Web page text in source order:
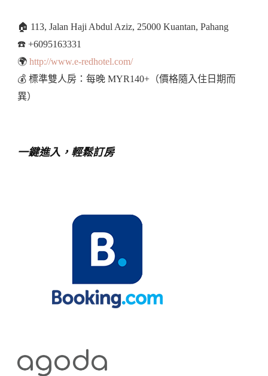
🏠 113, Jalan Haji Abdul Aziz, 25000 Kuantan, Pahang
☎️ +6095163331
🌍 http://www.e-redhotel.com/
💰 標準雙人房：每晚 MYR140+（價格隨入住日期而
異）
一鍵進入，輕鬆訂房